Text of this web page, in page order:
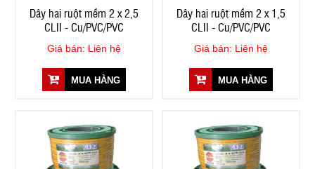
Dây hai ruột mềm 2 x 2,5
CLII - Cu/PVC/PVC
Giá bán: Liên hệ
MUA HÀNG
Dây hai ruột mềm 2 x 1,5
CLII - Cu/PVC/PVC
Giá bán: Liên hệ
MUA HÀNG